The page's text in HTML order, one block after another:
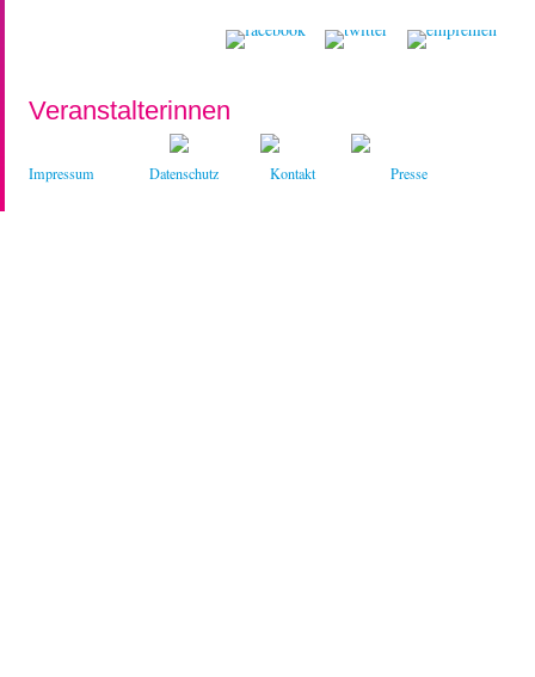
Veranstalterinnen
Impressum Datenschutz Kontakt Presse